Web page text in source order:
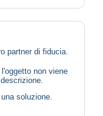
partner di fiducia.
non viene
soluzione.